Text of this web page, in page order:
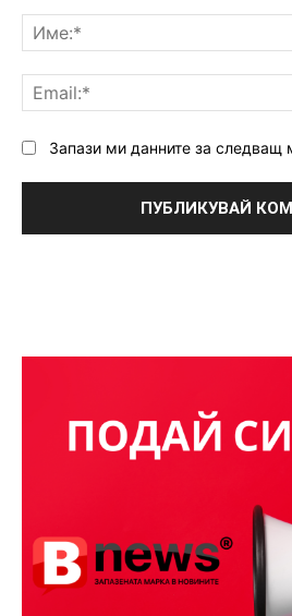
Запази ми данните за следващ